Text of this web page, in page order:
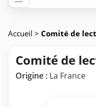
Accueil > Comité de
Comité de
Origine : La France